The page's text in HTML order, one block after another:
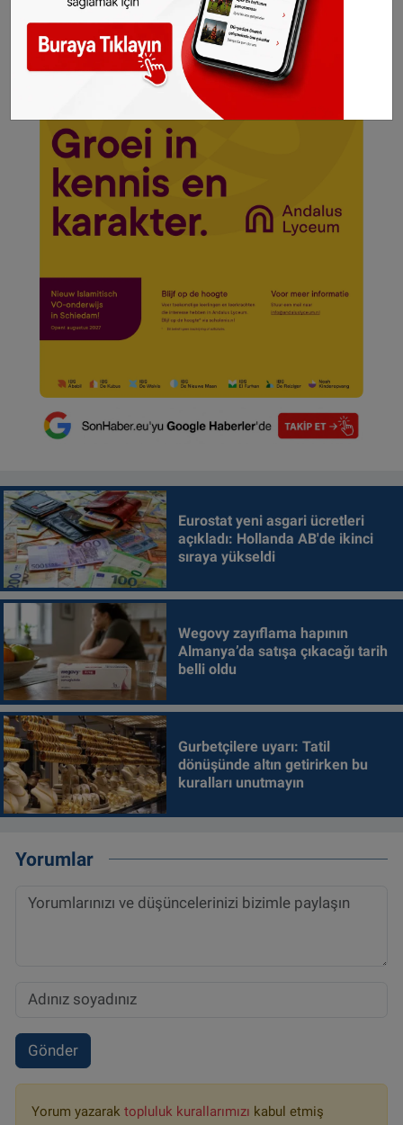
kaynak olarak gösterilmeden alınan haberler
için hukuki işlem başlatılacaktır.
Eurostat yeni asgari ücretleri
açıkladı: Hollanda AB'de ikinci
sıraya yükseldi
Wegovy zayıflama hapının
Almanya’da satışa çıkacağı tarih
belli oldu
Gurbetçilere uyarı: Tatil
dönüşünde altın getirirken bu
kuralları unutmayın
Yorumlar
Gönder
Yorum yazarak topluluk kurallarımızı kabul etmiş